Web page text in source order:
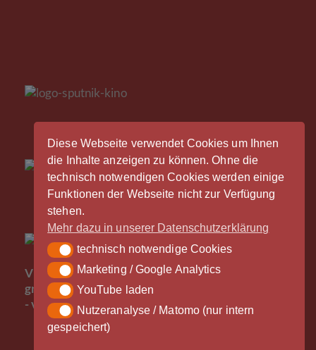
Diese Webseite verwendet Cookies um Ihnen
die Inhalte anzeigen zu können. Ohne die
technisch notwendigen Cookies werden einige
Funktionen der Webseite nicht zur Verfügung
stehen.
Mehr dazu in unserer Datenschutzerklärung
technisch notwendige Cookies
technisch notwendige Cookies
Marketing / Google Analytics
Marketing / Google Analytics
YouTube laden
YouTube laden
Nutzeranalyse / Matomo (nur intern gespeichert)
Nutzeranalyse / Matomo (nur intern
gespeichert)
Vinylrausch wäre nicht möglich ohne die
großzügige Unterstützung durch unsere Partner
- vielen Dank!